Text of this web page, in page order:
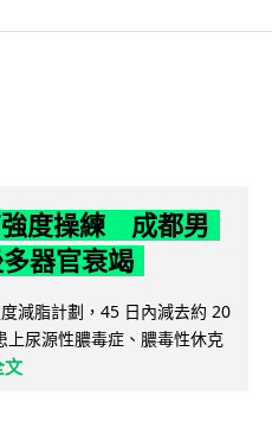
強度操練 成都男
器官衰竭
減脂計劃，45 日內減去約 20
尿源性膿毒症、膿毒性休克
文